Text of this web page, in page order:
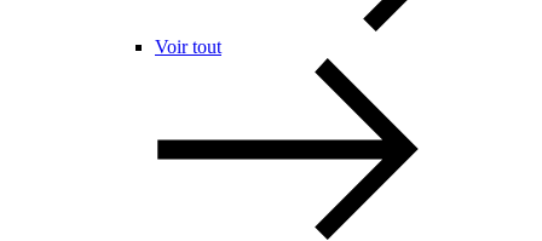
Voir tout